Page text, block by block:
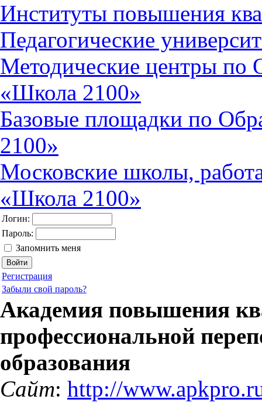
Институты повышения
Педагогические
Методические центры по
«Школа 2100»
Базовые площадки по
2100»
Московские школы,
«Школа 2100»
Логин:
Пароль:
Запомнить меня
Регистрация
Забыли свой пароль?
Академия повышения
профессиональной
образования
Сайт: http://